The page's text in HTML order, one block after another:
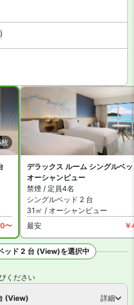
枚
〜
デラックス ルーム シングルベ
オーシャンビュー
禁煙 / 定員4名
シングルベッド 2 台
31㎡ / オーシャンビュー
最安
ッド 2 台 (View)を選択中
ください
(View) 詳細